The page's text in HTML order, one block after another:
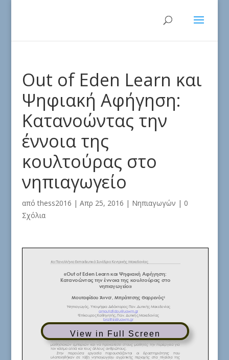
Out of Eden Learn και
Ψηφιακή Αφήγηση:
Κατανοώντας την
έννοια της
κουλτούρας στο
νηπιαγωγείο
απόthess2016 | Απρ 25, 2016 | Νηπιαγωγών | 0
Σχόλια
View in Full Screen